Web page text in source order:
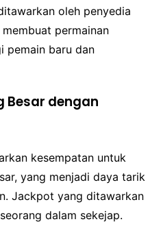
oleh penyedia
permainan
pemain baru dan
Besar dengan
kesempatan untuk
yang menjadi daya tarik
Jackpot yang ditawarkan
dalam sekejap.